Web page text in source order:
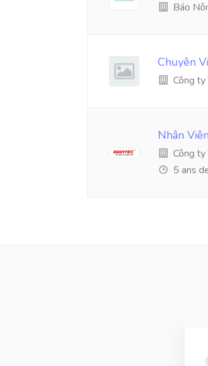
Báo
Chuyên
Công
Nhân
Công
5 ans